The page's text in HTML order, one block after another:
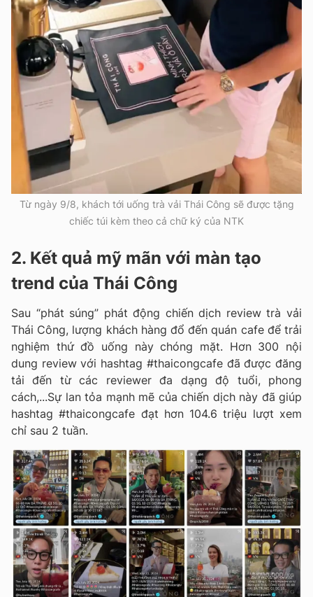
Từ ngày 9/8, khách tới uống trà vải Thái Công sẽ được tặng
chiếc túi kèm theo cả chữ ký của NTK
2. Kết quả mỹ mãn với màn tạo
trend của Thái Công
Sau “phát súng” phát động chiến dịch review trà vải
Thái Công, lượng khách hàng đổ đến quán cafe để trải
nghiệm thứ đồ uống này chóng mặt. Hơn 300 nội
dung review với hashtag #thaicongcafe đã được đăng
tải đến từ các reviewer đa dạng độ tuổi, phong
cách,...Sự lan tỏa mạnh mẽ của chiến dịch này đã giúp
hashtag #thaicongcafe đạt hơn 104.6 triệu lượt xem
chỉ sau 2 tuần.